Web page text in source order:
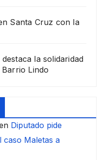
Santa Cruz con la
la solidaridad
Lindo
Diputado pide
caso Maletas a